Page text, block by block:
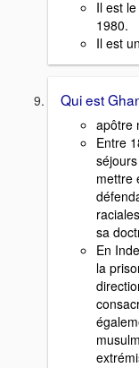
Il est
1980.
Il est
Qui est
apôtre
Entre
mettre
sa
En
la